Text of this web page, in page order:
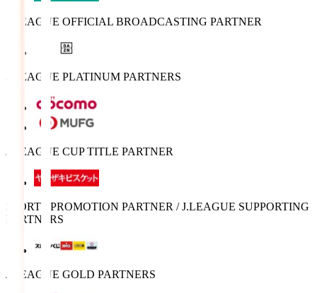
J.LEAGUE OFFICIAL BROADCASTING PARTNER
J.LEAGUE PLATINUM PARTNERS
J.LEAGUE CUP TITLE PARTNER
SPORTS PROMOTION PARTNER / J.LEAGUE SUPPORTING
PARTNERS
J.LEAGUE GOLD PARTNERS